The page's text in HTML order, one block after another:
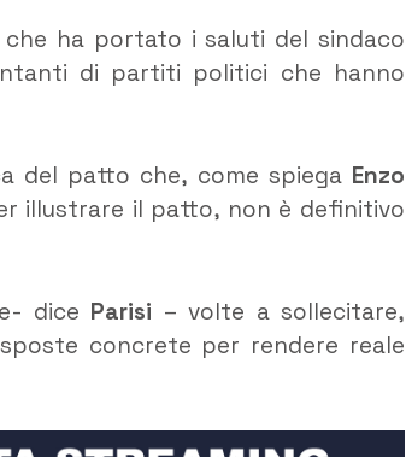
che ha portato i saluti del sindaco
di partiti politici che hanno
del patto che, come spiega Enzo
illustrare il patto, non è definitivo
dice Parisi – volte a sollecitare,
concrete per rendere reale